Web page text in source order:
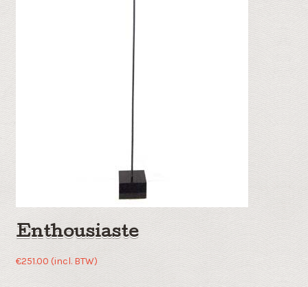
Enthousiaste
€251.00 (incl. BTW)